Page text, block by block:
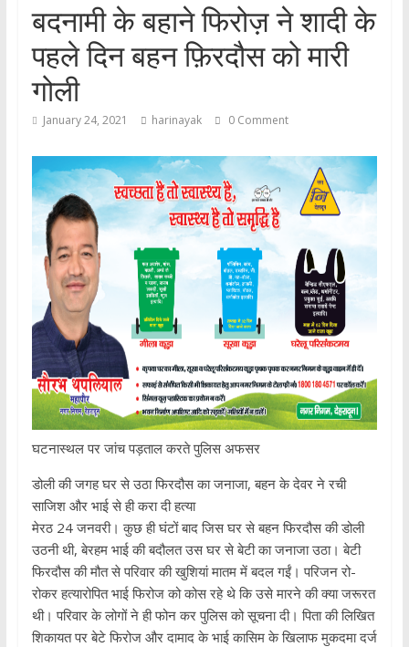
बदनामी के बहाने फिरोज़ ने शादी के
पहले दिन बहन फ़िरदौस को मारी
गोली
January 24, 2021 harinayak 0 Comment
घटनास्थल पर जांच पड़ताल करते पुलिस अफसर
डोली की जगह घर से उठा फिरदौस का जनाजा, बहन के देवर ने रची
साजिश और भाई से ही करा दी हत्या
मेरठ 24 जनवरी। कुछ ही घंटों बाद जिस घर से बहन फिरदौस की डोली
उठनी थी, बेरहम भाई की बदौलत उस घर से बेटी का जनाजा उठा। बेटी
फिरदौस की मौत से परिवार की खुशियां मातम में बदल गईं। परिजन रो-
रोकर हत्यारोपित भाई फिरोज को कोस रहे थे कि उसे मारने की क्या जरूरत
थी। परिवार के लोगों ने ही फोन कर पुलिस को सूचना दी। पिता की लिखित
शिकायत पर बेटे फिरोज और दामाद के भाई कासिम के खिलाफ मुकदमा दर्ज